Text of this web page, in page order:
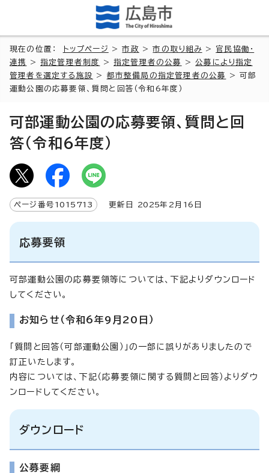
現在の位置： トップページ >市政 >市の取り組み > 官民協働・
連携
>指定管理者制度 >指定管理者の公募 >公募により指定
管理者を選定する施設
> 都市整備局の指定管理者の公募
> 可部
運動公園の応募要領、質問と回答（令和6年度）
可部運動公園の応募要領、質問と回
答（令和6年度）
ページ番号 1015713 更新日 2025年2月 16 日
応募要領
可部運動公園の応募要領等については、下記よりダウンロード
してください。
お知らせ（令和6年9月20日）
「質問と回答（可部運動公園）」の一部に誤りがありましたので
訂正いたします。
内容については、下記（応募要領に関する質問と回答）よりダウ
ンロードしてください。
ダウンロード
公募要綱